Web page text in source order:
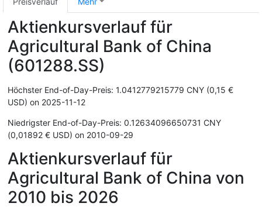
Aktienkursverlauf für
Agricultural Bank of China
(601288.SS)
Höchster End-of-Day-Preis: 1.0412779215779 CNY (0,15 €
USD) on 2025-11-12
Niedrigster End-of-Day-Preis: 0.12634096650731 CNY
(0,01892 € USD) on 2010-09-29
Aktienkursverlauf für
Agricultural Bank of China von
2010 bis 2026